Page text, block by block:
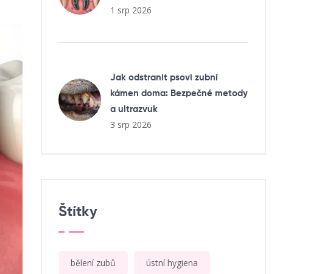
1 srp 2026
Jak odstranit psovi zubní
kámen doma: Bezpečné metody
a ultrazvuk
3 srp 2026
Štítky
bělení zubů ústní hygiena